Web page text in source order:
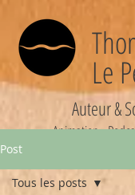
Le
Auteur &
Animation -
Post
Tous les posts